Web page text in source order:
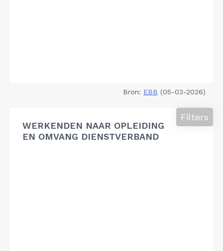
Bron: EBB (05-03-2026)
WERKENDEN NAAR OPLEIDING
EN OMVANG DIENSTVERBAND
Filters